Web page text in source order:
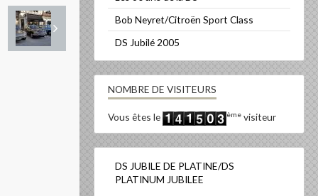
Bob Neyret/Citroën Sport Class
DS Jubilé 2005
NOMBRE DE VISITEURS
Vous êtes le ème visiteur
DS JUBILE DE PLATINE/DS
PLATINUM JUBILEE